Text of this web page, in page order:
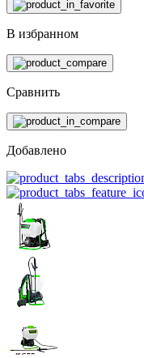
В избранном
Сравнить
Добавлено